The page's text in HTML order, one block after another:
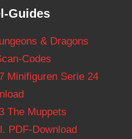
Guides
& Dragons
Codes
Minifiguren Serie 24
The Muppets
PDF-Download